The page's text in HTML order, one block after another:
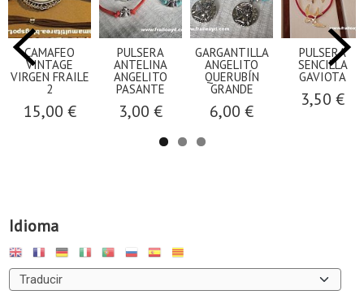
Idioma
CAMAFEO
VINTAGE
VIRGEN FRAILE
2
15,00 €
PULSERA
ANTELINA
ANGELITO
PASANTE
3,00 €
GARGANTILLA
ANGELITO
QUERUBÍN
GRANDE
6,00 €
PULSERA
SENCILLA
GAVIOTA
3,50 €